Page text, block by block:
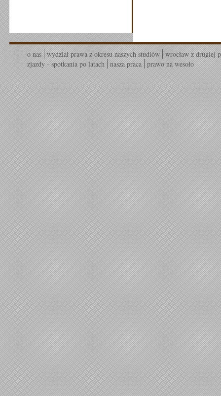
o nas wydział prawa z okresu naszych studiów wrocław z drugiej
zjazdy - spotkania po latach nasza praca prawo na wesoło